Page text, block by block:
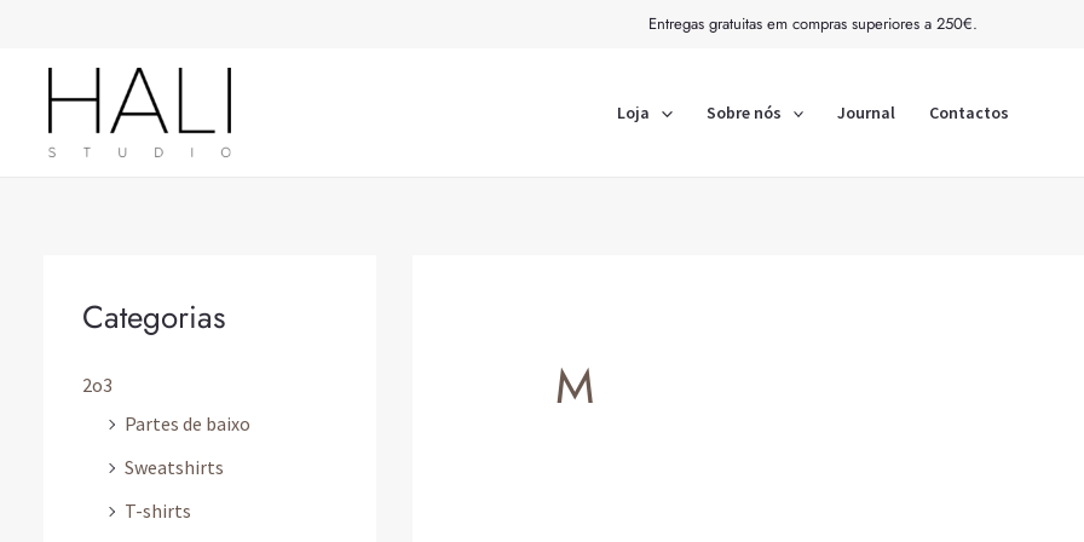
Entregas gratuitas em compras superiores a 250€.
Loja Sobre nós Journal Contactos
Categorias
2o3
Partes de baixo
Sweatshirts
T-shirts
M